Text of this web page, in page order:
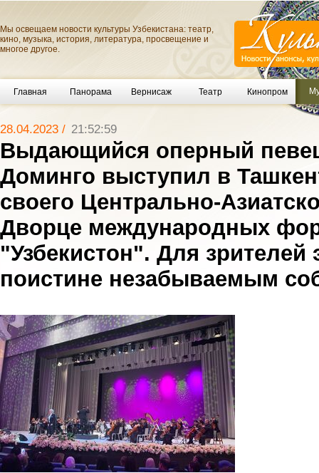
Мы освещаем новости культуры Узбекистана: театр,
кино, музыка, история, литература, просвещение и
многое другое.
Главная Панорама Вернисаж Театр Кинопром
28.04.2023 / 21:52:59
Выдающийся оперный
Доминго выступил в
своего Центрально-
Дворце международных
"Узбекистон". Для зрителей
поистине незабываемым